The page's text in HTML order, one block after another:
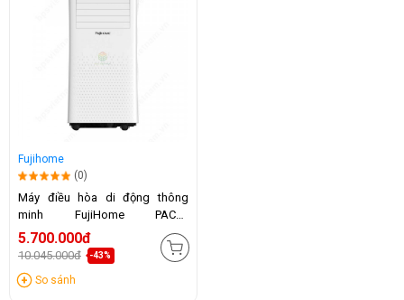
Fujihome
(0)
Máy điều hòa di động thông
minh FujiHome PAC10
(10.000BTU)
5.700.000đ
10.045.000đ -43%
So sánh